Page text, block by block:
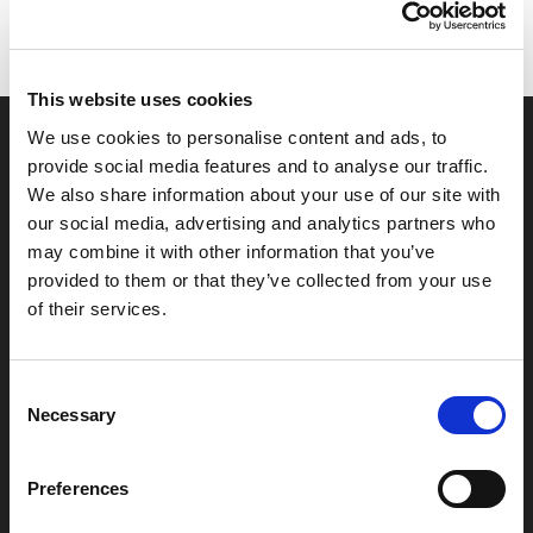
This website uses cookies
We use cookies to personalise content and ads, to
provide social media features and to analyse our traffic.
We also share information about your use of our site with
our social media, advertising and analytics partners who
may combine it with other information that you’ve
provided to them or that they’ve collected from your use
of their services.
Selection
Necessary
Preferences
Sprawdź nasze
najpopularniejsze
nowoczesne. Wybierz styl, który najlepiej pasuje do
Twojej marki, i dopasuj go w intuicyjnym kreatorze.
naprawdę robi wrażenie.